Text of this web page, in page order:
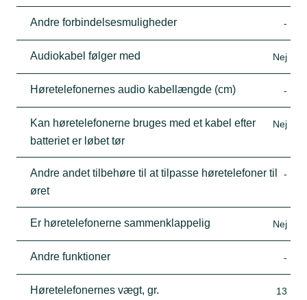
Andre forbindelsesmuligheder -
Audiokabel følger med Nej
Høretelefonernes audio kabellængde (cm) -
Kan høretelefonerne bruges med et kabel efter
batteriet er løbet tør
Nej
Andre andet tilbehøre til at tilpasse høretelefoner til
øret
-
Er høretelefonerne sammenklappelig Nej
Andre funktioner -
Høretelefonernes vægt, gr. 13